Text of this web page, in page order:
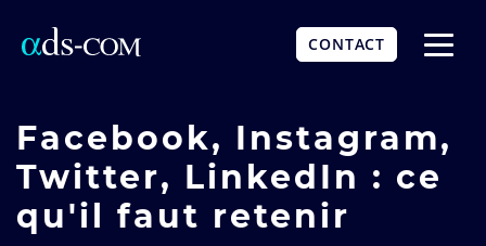
CONTACT
Facebook, Instagram,
Twitter, LinkedIn : ce
qu'il faut retenir